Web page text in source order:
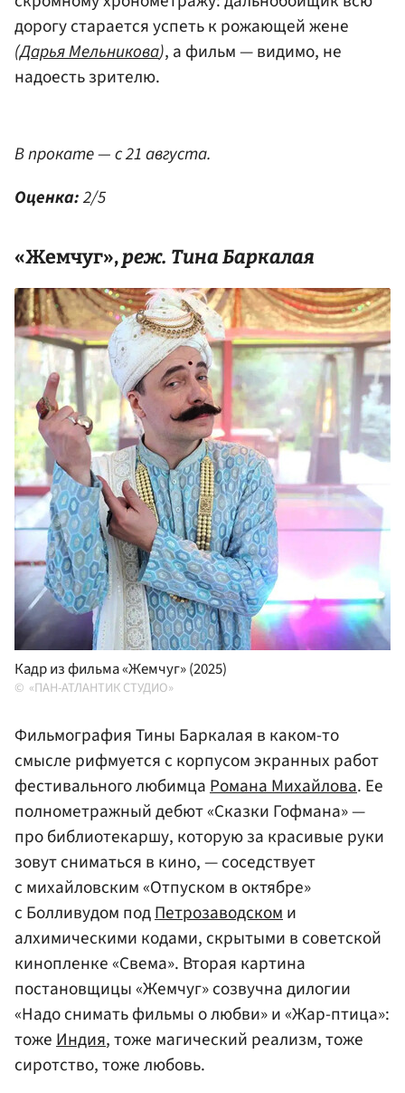
дорогу старается успеть к рожающей жене
(Дарья Мельникова), а фильм — видимо, не
надоесть зрителю.
В прокате — с 21 августа.
Оценка:2/5
«Жемчуг»,реж. Тина Баркалая
Кадр из фильма «Жемчуг» (2025)
«ПАН-АТЛАНТИК СТУДИО»
Фильмография Тины Баркалая в каком-то
смысле рифмуется с корпусом экранных работ
фестивального любимца Романа Михайлова. Ее
полнометражный дебют «Сказки Гофмана» —
про библиотекаршу, которую за красивые руки
зовут сниматься в кино, — соседствует
с михайловским «Отпуском в октябре»
с Болливудом подПетрозаводском и
алхимическими кодами, скрытыми в советской
кинопленке «Свема». Вторая картина
постановщицы «Жемчуг» созвучна дилогии
«Надо снимать фильмы о любви» и «Жар-птица»:
тоже Индия, тоже магический реализм, тоже
сиротство, тоже любовь.